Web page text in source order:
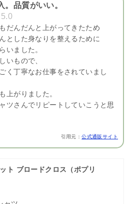
。品質がいい。
5.0
だんだんと上がってきたため
とした身なりを整えるために
いました。
いもので、
く丁寧なお仕事をされていまし
上がりました。
ツさんでリピートしていこうと思
引用元：公式通販サイト
ト ブロードクロス（ポプリ